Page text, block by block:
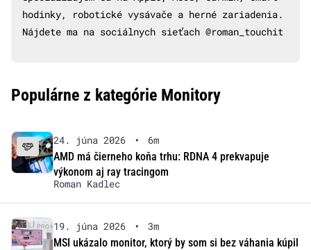
hodinky, robotické vysávače a herné zariadenia.
Nájdete ma na sociálnych sieťach @roman_touchit
Populárne z kategórie Monitory
24. júna 2026 •
6m
AMD má čierneho koňa trhu: RDNA 4 prekvapuje
výkonom aj ray tracingom
Roman Kadlec
19. júna 2026 •
3m
MSI ukázalo monitor, ktorý by som si bez váhania kúpil